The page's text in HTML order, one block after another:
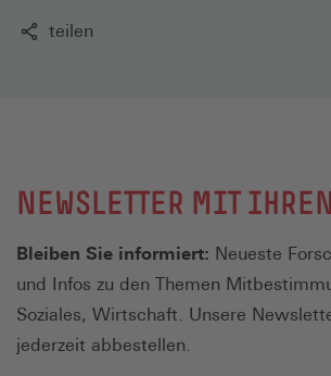
teilen
NEWSLETTER MIT
Bleiben Sie informiert: Neueste
und Infos zu den Themen
Soziales, Wirtschaft. Unsere
jederzeit abbestellen.